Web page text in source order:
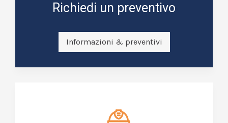
Richiedi un preventivo
Informazioni & preventivi